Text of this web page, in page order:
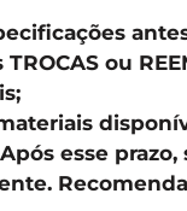
ou
esse prazo,